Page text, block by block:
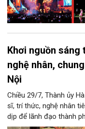
Khơi nguồn
nghệ nhân,
Nội
Chiều 29/7, Thành ủy
sĩ, trí thức, nghệ nhân
dịp để lãnh đạo thành
triển khoa học công